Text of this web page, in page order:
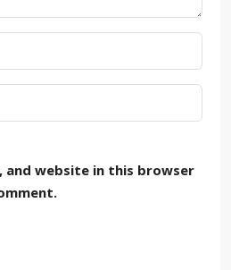
and website in this browser